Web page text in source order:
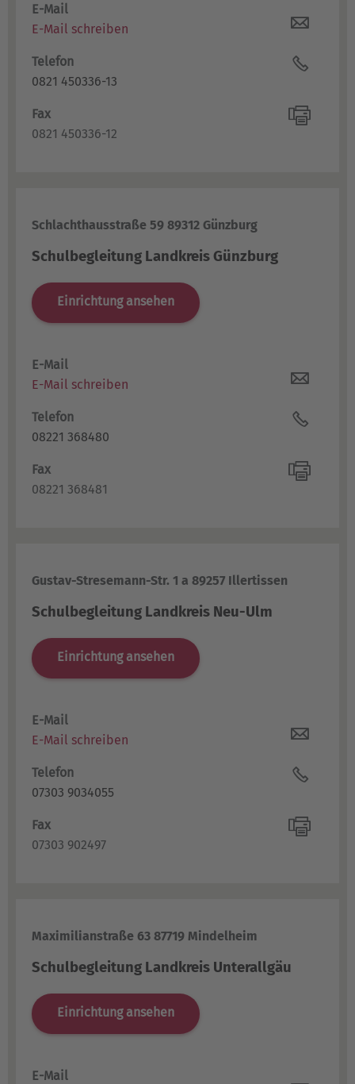
E-Mail
E-Mail schreiben
Telefon
0821 450336-13
Fax
0821 450336-12
Schlachthausstraße 59 89312 Günzburg
Schulbegleitung Landkreis Günzburg
Einrichtung ansehen
E-Mail
E-Mail schreiben
Telefon
08221 368480
Fax
08221 368481
Gustav-Stresemann-Str. 1 a 89257 Illertissen
Schulbegleitung Landkreis Neu-Ulm
Einrichtung ansehen
E-Mail
E-Mail schreiben
Telefon
07303 9034055
Fax
07303 902497
Maximilianstraße 63 87719 Mindelheim
Schulbegleitung Landkreis Unterallgäu
Einrichtung ansehen
E-Mail